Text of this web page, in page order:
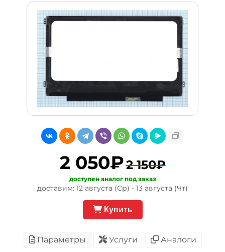
2 050₽2 150₽
доступен аналог под заказ
доставим: 12 августа (Ср) - 13 августа (Чт)
Купить
Параметры Услуги Аналоги